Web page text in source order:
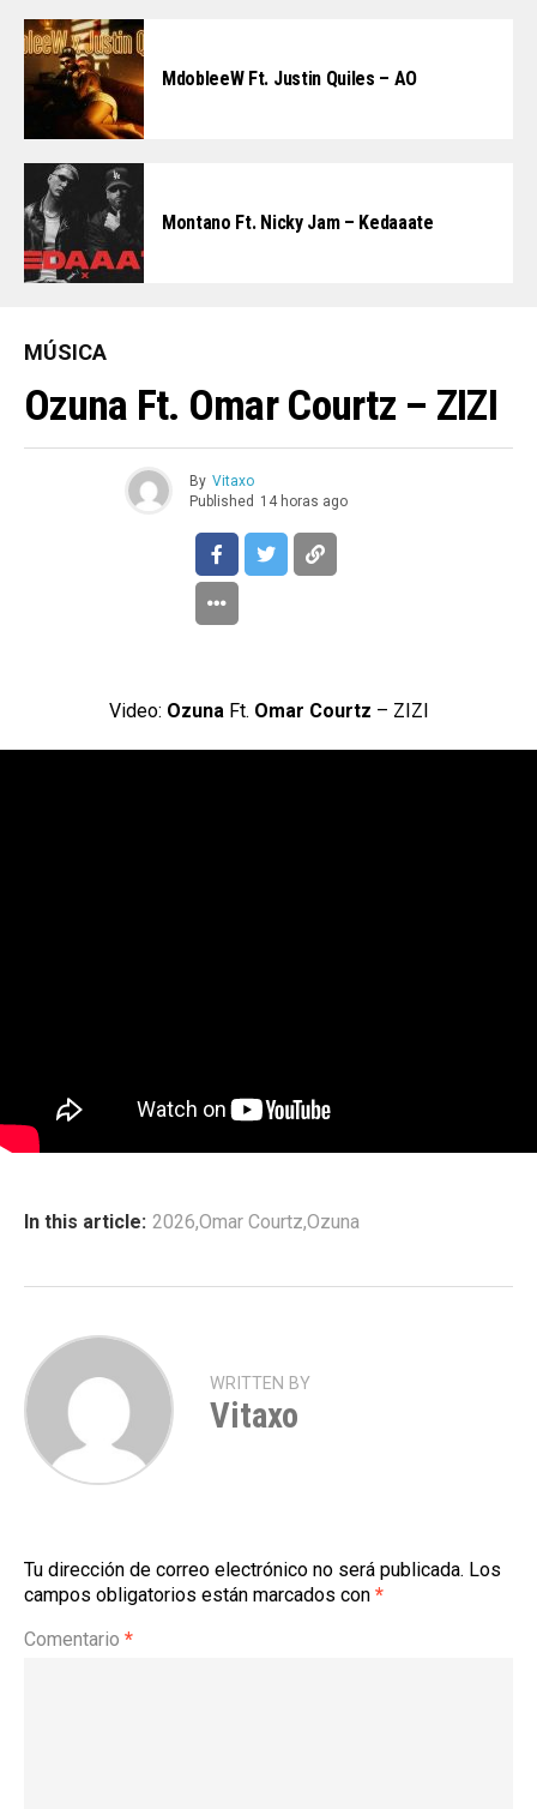
MdobleeW Ft. Justin Quiles – AO
Montano Ft. Nicky Jam – Kedaaate
MÚSICA
Ozuna Ft. Omar Courtz – ZIZI
By Vitaxo
Published 14 horas ago
Video: Ozuna Ft. Omar Courtz – ZIZI
In this article: 2026,Omar Courtz,Ozuna
WRITTEN BY
Vitaxo
Tu dirección de correo electrónico no será publicada. Los
campos obligatorios están marcados con *
Comentario *